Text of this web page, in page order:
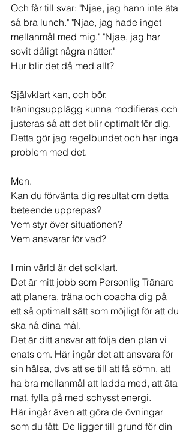
Och får till svar: "Njae, jag hann inte äta
så bra lunch." "Njae, jag hade inget
mellanmål med mig." "Njae, jag har
sovit dåligt några nätter."
Hur blir det då med allt?
Självklart kan, och bör,
träningsupplägg kunna modifieras och
justeras så att det blir optimalt för dig.
Detta gör jag regelbundet och har inga
problem med det.
Men.
Kan du förvänta dig resultat om detta
beteende upprepas?
Vem styr över situationen?
Vem ansvarar för vad?
I min värld är det solklart.
Det är mitt jobb som Personlig Tränare
att planera, träna och coacha dig på
ett så optimalt sätt som möjligt för att du
ska nå dina mål.
Det är ditt ansvar att följa den plan vi
enats om. Här ingår det att ansvara för
sin hälsa, dvs att se till att få sömn, att
ha bra mellanmål att ladda med, att äta
mat, fylla på med schysst energi.
Här ingår även att göra de övningar
som du fått. De ligger till grund för din